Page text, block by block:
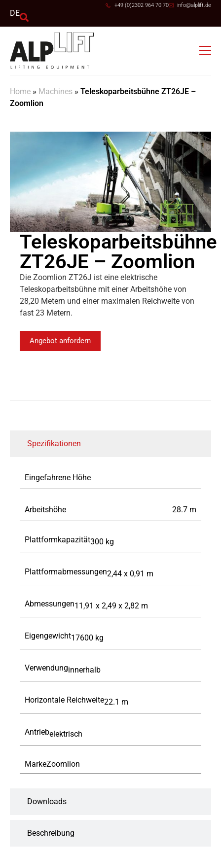
DE
+49 (0)2302 964 70 70 info@alplift.de
Home » Machines » Teleskoparbeitsbühne ZT26JE –
Zoomlion
Teleskoparbeitsbühne
ZT26JE – Zoomlion
Die Zoomlion ZT26J ist eine elektrische
Teleskoparbeitsbühne mit einer Arbeitshöhe von
28,20 Metern und einer maximalen Reichweite von
fast 23 Metern.
Angebot anfordern
Spezifikationen
Downloads
Beschreibung
Eingefahrene Höhe
Arbeitshöhe 28.7 m
Plattformkapazität300 kg
Plattformabmessungen2,44 x 0,91 m
Abmessungen11,91 x 2,49 x 2,82 m
Eigengewicht17600 kg
Verwendunginnerhalb
Horizontale Reichweite22.1 m
Antriebelektrisch
MarkeZoomlion